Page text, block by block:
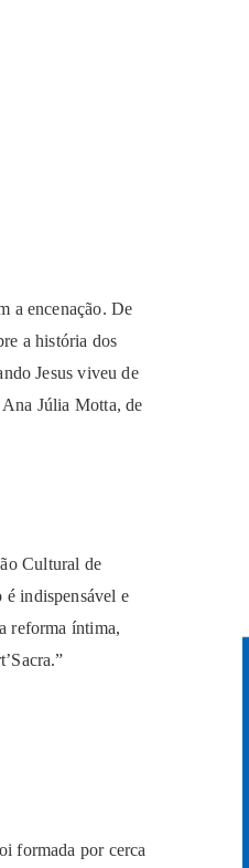
a encenação. De
a história dos
Jesus viveu de
Júlia Motta, de
Cultural de
é indispensável e
reforma íntima,
formada por cerca